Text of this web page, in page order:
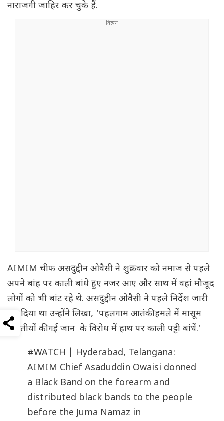
नाराजगी जाहिर कर चुके हैं.
AIMIM चीफ असदुद्दीन ओवैसी ने शुक्रवार को नमाज से पहले
अपने बांह पर काली बांधे हुए नजर आए और साथ में वहां मौजूद
लोगों को भी बांट रहे थे. असदुद्दीन ओवैसी ने पहले निर्देश जारी
कर दिया था उन्होंने लिखा, 'पहलगाम आतंकी हमले में मासूम
भारतीयों की गई जान के विरोध में हाथ पर काली पट्टी बांधें.'
#WATCH | Hyderabad, Telangana:
AIMIM Chief Asaduddin Owaisi donned
a Black Band on the forearm and
distributed black bands to the people
before the Juma Namaz in